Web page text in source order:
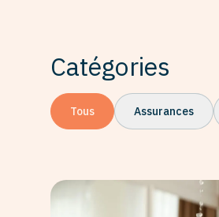
Catégories
Tous Assurances